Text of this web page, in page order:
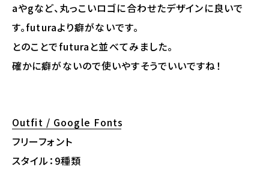
aやgなど、丸っこいロゴに合わせたデザインに良いで
す。futuraより癖がないです。
とのことでfuturaと並べてみました。
確かに癖がないので使いやすそうでいいですね！
Outfit / Google Fonts
フリーフォント
スタイル：9種類